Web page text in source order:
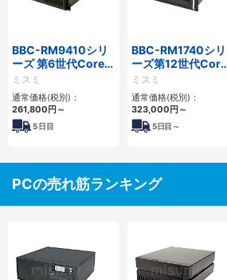
BBC-RM9410シリ
ーズ 第6世代Core対
応ラックマウント
FAPC 3PCI・3PCIe
ミスミ
通常価格(税別)：
261,800円～
5日目
BBC-RM1740シリ
ーズ第12世代Core
省スペースラックマ
ウントFAPC4PCI・
3PCIe
ミスミ
通常価格(税別)：
323,000円～
5日目～
PCの売れ筋ランキング